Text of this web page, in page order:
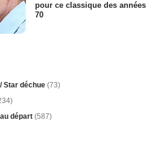
pour ce classique des années
70
Star déchue (73)
départ (587)